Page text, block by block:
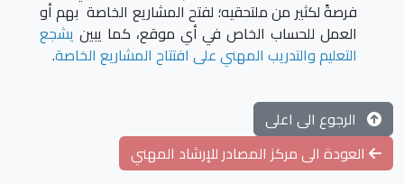
فرصةً لكثير من ملتحقيه؛ لفتح المشاريع الخاصة بهم أو
العمل للحساب الخاص في أي موقع، كما يبين يشجع
التعليم والتدريب المهني على افتتاح المشاريع الخاصة.
الرجوع الى اعلى
العودة الى مركز المصادر للإرشاد المهني